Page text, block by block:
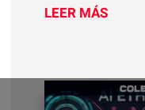
LEER MÁS